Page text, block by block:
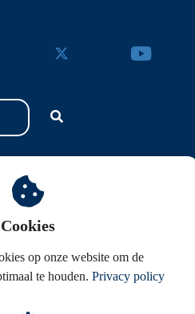
Cookies
op onze website om de
te houden. Privacy policy